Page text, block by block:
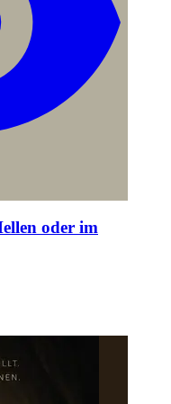
oder im